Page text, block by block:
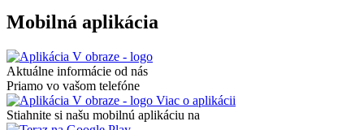
Mobilná aplikácia
Aktuálne informácie od nás
Priamo vo vašom telefóne
Viac o aplikácii
Stiahnite si našu mobilnú aplikáciu na